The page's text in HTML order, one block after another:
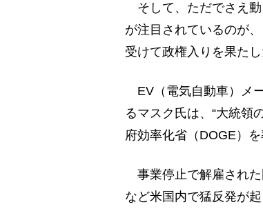
そして、ただでさえ動
が注目されているのが
受けて政権入りを果た
EV（電気自動車）メ
るマスク氏は、“大統領
府効率化省（DOGE）
事業停止で解雇された
など米国内で猛反発が